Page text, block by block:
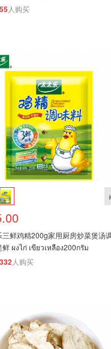
人购买
三鲜鸡精200g家用厨房炒菜煲汤
鲜 ผงไก่ เขียวเหลือง200กรัม
人购买